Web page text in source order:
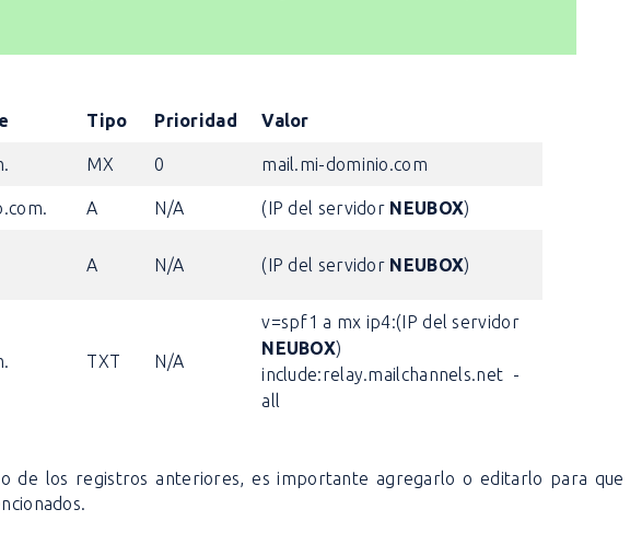
Tipo Prioridad Valor
MX 0 mail.mi-dominio.com
A N/A (IP del servidor NEUBOX)
A N/A (IP del servidor NEUBOX)
TXT N/A
v=spf1 a mx ip4:(IP del servidor
NEUBOX)
include:relay.mailchannels.net -
all
de los registros anteriores, es importante agregarlo o editarlo para que